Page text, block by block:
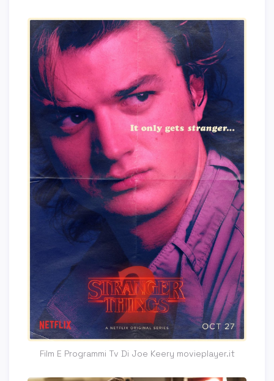
Film E Programmi Tv Di Joe Keery movieplayer.it